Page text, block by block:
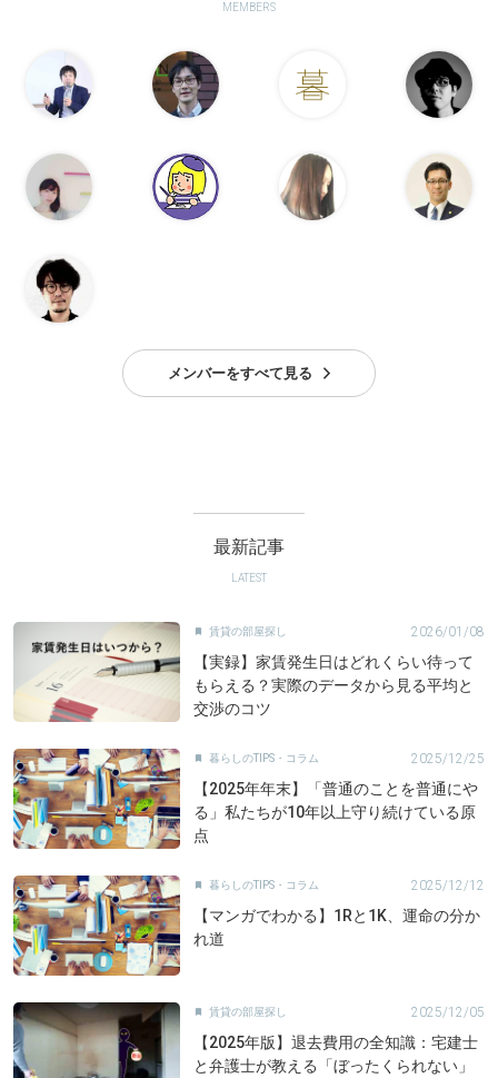
MEMBERS
メンバーをすべて見る
最新記事
LATEST
賃貸の部屋探し 2026/01/08
【実録】家賃発生日はどれくらい待って
もらえる？実際のデータから見る平均と
交渉のコツ
暮らしのTIPS・コラム 2025/12/25
【2025年年末】「普通のことを普通にや
る」私たちが10年以上守り続けている原
点
暮らしのTIPS・コラム 2025/12/12
【マンガでわかる】1Rと1K、運命の分か
れ道
賃貸の部屋探し 2025/12/05
【2025年版】退去費用の全知識：宅建士
と弁護士が教える「ぼったくられない」